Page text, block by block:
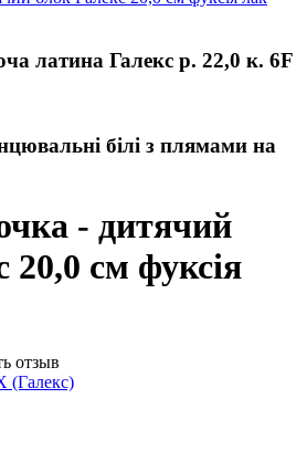
латина Галекс р. 22,0 к. 6F
білі з плямами на
- дитячий
20,0 см фуксія
отзыв
(Галекс)